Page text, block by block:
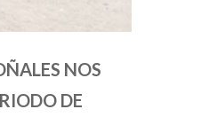
NOS
DE